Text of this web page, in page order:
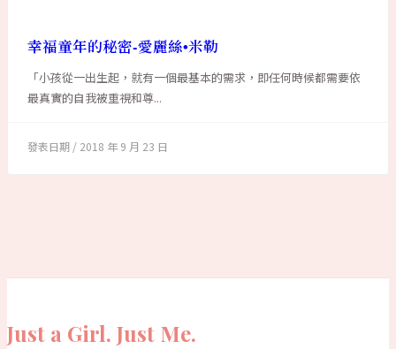
幸福童年的秘密-愛麗絲•米勒
「小孩從一出生起，就有一個最基本的需求，即任何時候都需要依
最真實的自我被重視和尊...
2018 年 9 月 23 日
Just a Girl. Just Me.